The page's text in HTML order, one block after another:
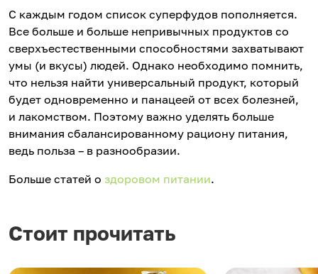
С каждым годом список суперфудов пополняется.
Все больше и больше непривычных продуктов со
сверхъестественными способностями захватывают
умы (и вкусы) людей. Однако необходимо помнить,
что нельзя найти универсальный продукт, который
будет одновременно и панацеей от всех болезней,
и лакомством. Поэтому важно уделять больше
внимания сбалансированному рациону питания,
ведь польза – в разнообразии.
Больше статей о здоровом питании.
Стоит прочитать